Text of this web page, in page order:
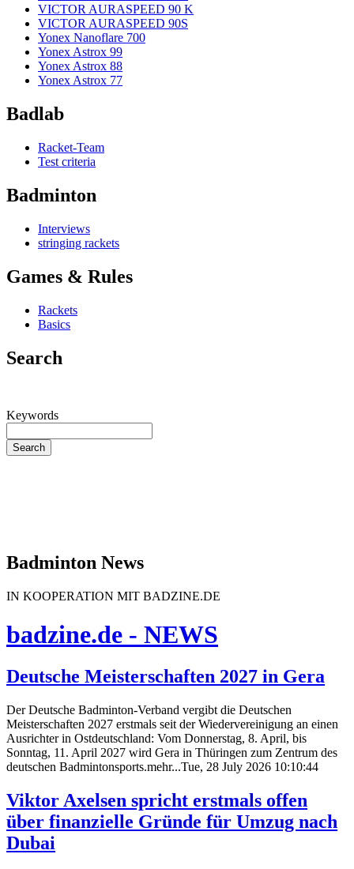
VICTOR AURASPEED 90 K
VICTOR AURASPEED 90S
Yonex Nanoflare 700
Yonex Astrox 99
Yonex Astrox 88
Yonex Astrox 77
Badlab
Racket-Team
Test criteria
Badminton
Interviews
stringing rackets
Games & Rules
Rackets
Basics
Search
Keywords
Search
Badminton News
IN KOOPERATION MIT BADZINE.DE
badzine.de - NEWS
Deutsche Meisterschaften 2027 in Gera
Der Deutsche Badminton-Verband vergibt die Deutschen
Meisterschaften 2027 erstmals seit der Wiedervereinigung an einen
Ausrichter in Ostdeutschland: Vom Donnerstag, 8. April, bis
Sonntag, 11. April 2027 wird Gera in Thüringen zum Zentrum des
deutschen Badmintonsports.mehr...Tue, 28 July 2026 10:10:44
Viktor Axelsen spricht erstmals offen
über finanzielle Gründe für Umzug nach
Dubai